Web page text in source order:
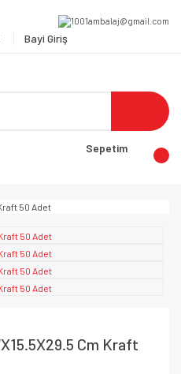
Bayi Giriş
Sepetim
Cm Kraft